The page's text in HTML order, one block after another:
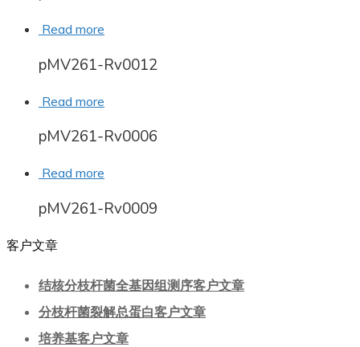
Read more
pMV261-Rv0012
Read more
pMV261-Rv0006
Read more
pMV261-Rv0009
客户文章
结核分枝杆菌全基因组测序客户文章
分枝杆菌裂解总蛋白客户文章
培养基客户文章